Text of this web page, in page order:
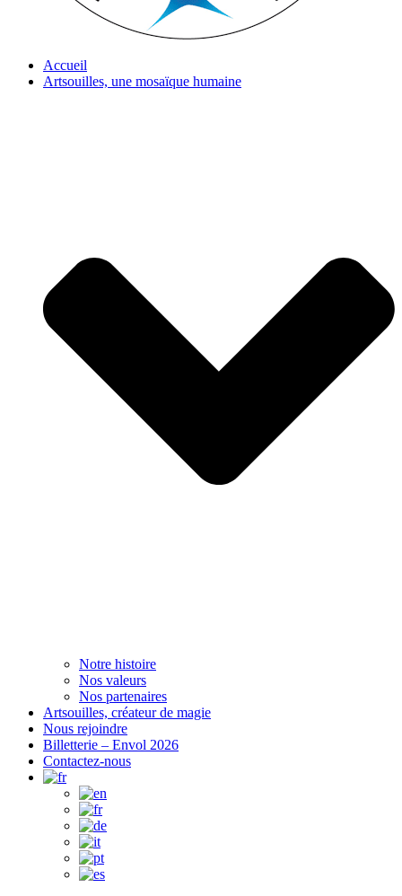
Accueil
Artsouilles, une mosaïque humaine
Notre histoire
Nos valeurs
Nos partenaires
Artsouilles, créateur de magie
Nous rejoindre
Billetterie – Envol 2026
Contactez-nous